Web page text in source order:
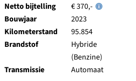
Netto bijtelling
€ 370,-
Bouwjaar
2023
Kilometerstand
95.854
Brandstof
Hybride
(Benzine)
Transmissie
Automaat